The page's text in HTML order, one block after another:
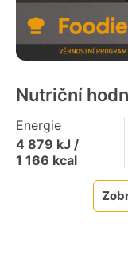
Nutriční
Energie
4 879 kJ /
1 166 kcal